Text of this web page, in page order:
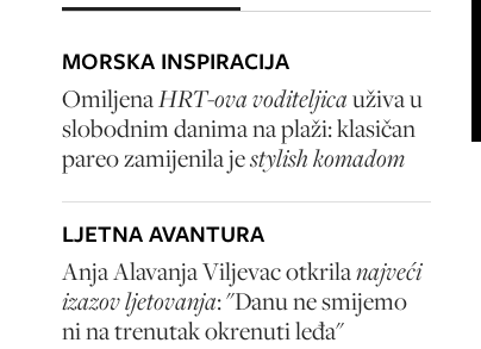
MORSKA INSPIRACIJA
OmiljenaHRT-ova voditeljicauživa u
slobodnim danima na plaži: klasičan
pareo zamijenila jestylish komadom
LJETNA AVANTURA
Anja Alavanja Viljevac otkrilanajveći
izazov ljetovanja: "Danu ne smijemo
ni na trenutak okrenuti leđa"